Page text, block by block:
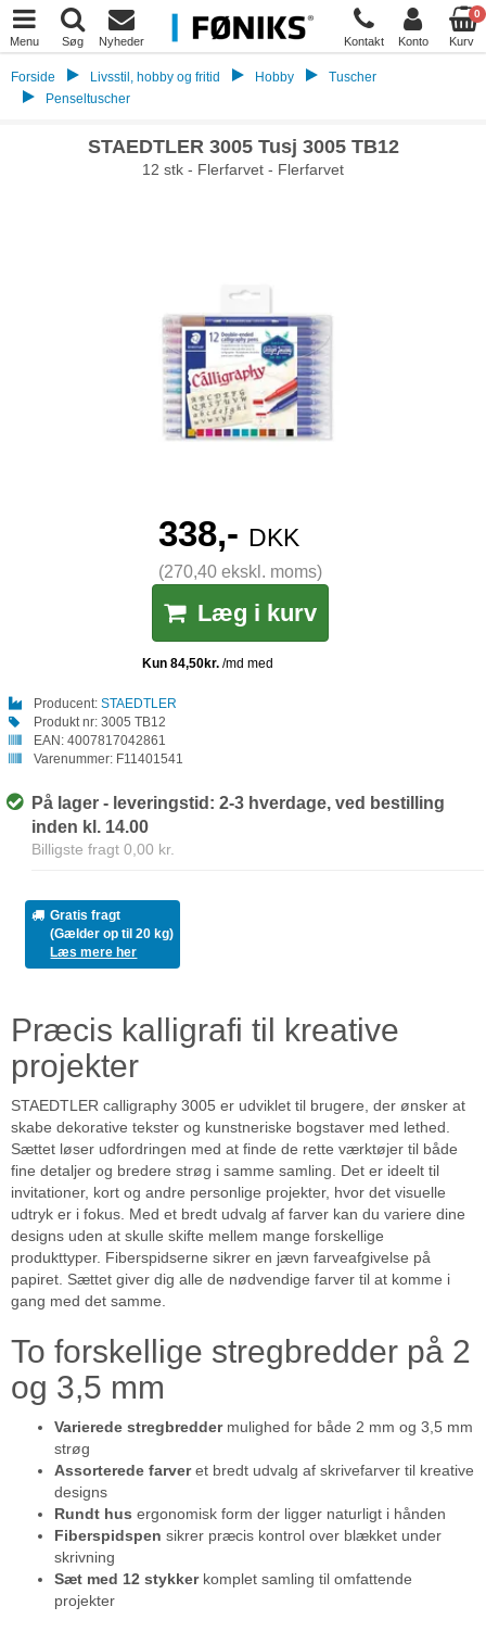
Menu Søg Nyheder Kontakt Konto
0
Kurv
Forside Livsstil, hobby og fritid Hobby
Tuscher
Penseltuscher
STAEDTLER 3005 Tusj 3005 TB12
12 stk - Flerfarvet - Flerfarvet
338,- DKK
(270,40 ekskl. moms)
Læg i kurv
Producent: STAEDTLER
Produkt nr: 3005 TB12
EAN: 4007817042861
Varenummer: F11401541
På lager - leveringstid: 2-3 hverdage, ved bestilling
inden kl. 14.00
Billigste fragt 0,00 kr.
Gratis fragt
(Gælder op til 20 kg)
Læs mere her
Præcis kalligrafi til kreative
projekter
STAEDTLER calligraphy 3005 er udviklet til brugere, der ønsker at
skabe dekorative tekster og kunstneriske bogstaver med lethed.
Sættet løser udfordringen med at finde de rette værktøjer til både
fine detaljer og bredere strøg i samme samling. Det er ideelt til
invitationer, kort og andre personlige projekter, hvor det visuelle
udtryk er i fokus. Med et bredt udvalg af farver kan du variere dine
designs uden at skulle skifte mellem mange forskellige
produkttyper. Fiberspidserne sikrer en jævn farveafgivelse på
papiret. Sættet giver dig alle de nødvendige farver til at komme i
gang med det samme.
To forskellige stregbredder på 2
og 3,5 mm
Varierede stregbreddermulighed for både 2 mm og 3,5 mm
strøg
Assorterede farveret bredt udvalg af skrivefarver til kreative
designs
Rundt hus ergonomisk form der ligger naturligt i hånden
Fiberspidspen sikrer præcis kontrol over blækket under
skrivning
Sæt med 12 stykkerkomplet samling til omfattende
projekter